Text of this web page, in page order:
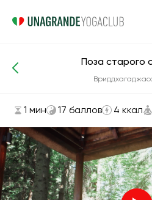
Асаны и упражнения
Поза старого
1 мин 17 баллов 4 ккал